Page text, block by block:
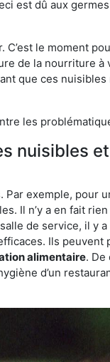
est dû aux
le moment
de la nourriture
que ces
les
nuisibles
exemple, pour
Il n’y a en fait
de service, il
Ils
alimentaire. De
d’un